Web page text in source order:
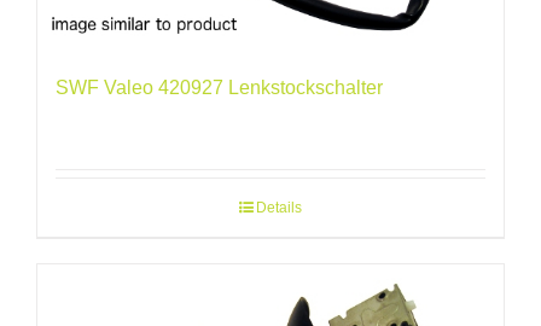
SWF Valeo 420927 Lenkstockschalter
Details